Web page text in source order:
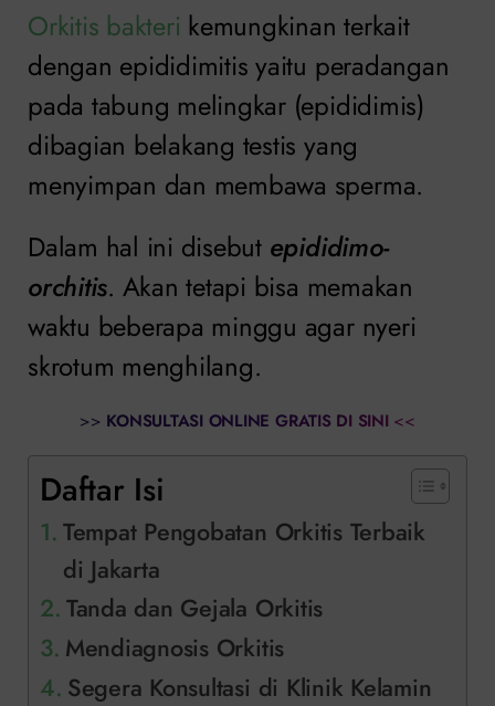
Orkitis bakteri kemungkinan terkait
dengan epididimitis yaitu peradangan
pada tabung melingkar (epididimis)
dibagian belakang testis yang
menyimpan dan membawa sperma.
Dalam hal ini disebut epididimo-
orchitis. Akan tetapi bisa memakan
waktu beberapa minggu agar nyeri
skrotum menghilang.
>> KONSULTASI ONLINE GRATIS DI SINI <<
Daftar Isi
Tempat Pengobatan Orkitis Terbaik
di Jakarta
Tanda dan Gejala Orkitis
Mendiagnosis Orkitis
Segera Konsultasi di Klinik Kelamin